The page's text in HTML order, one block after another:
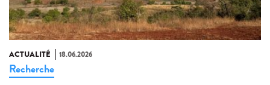
ACTUALITÉ 18.06.2026
Recherche